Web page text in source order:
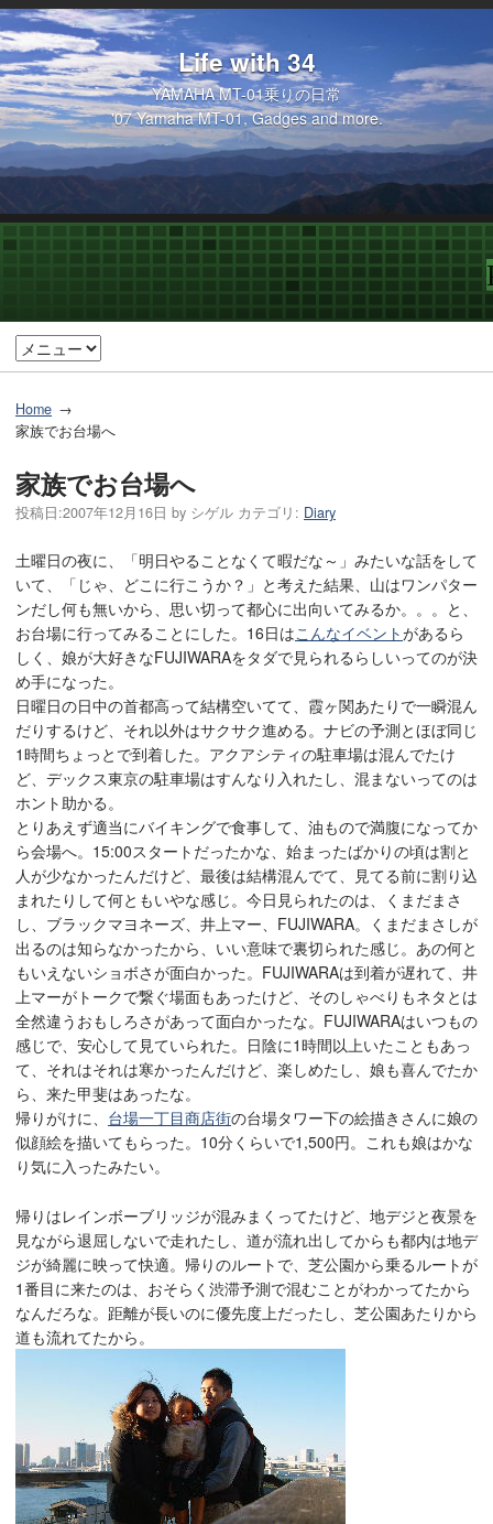
Life with 34
YAMAHA MT-01乗りの日常
'07 Yamaha MT-01, Gadges and more.
Home
家族でお台場へ
家族でお台場へ
投稿日:2007年12月16日 by シゲル カテゴリ: Diary
土曜日の夜に、「明日やることなくて暇だな～」みたいな話をして
いて、「じゃ、どこに行こうか？」と考えた結果、山はワンパター
ンだし何も無いから、思い切って都心に出向いてみるか。。。と、
お台場に行ってみることにした。16日はこんなイベントがあるら
しく、娘が大好きなFUJIWARAをタダで見られるらしいってのが決
め手になった。
日曜日の日中の首都高って結構空いてて、霞ヶ関あたりで一瞬混ん
だりするけど、それ以外はサクサク進める。ナビの予測とほぼ同じ
1時間ちょっとで到着した。アクアシティの駐車場は混んでたけ
ど、デックス東京の駐車場はすんなり入れたし、混まないってのは
ホント助かる。
とりあえず適当にバイキングで食事して、油もので満腹になってか
ら会場へ。15:00スタートだったかな、始まったばかりの頃は割と
人が少なかったんだけど、最後は結構混んでて、見てる前に割り込
まれたりして何ともいやな感じ。今日見られたのは、くまだまさ
し、ブラックマヨネーズ、井上マー、FUJIWARA。くまだまさしが
出るのは知らなかったから、いい意味で裏切られた感じ。あの何と
もいえないショボさが面白かった。FUJIWARAは到着が遅れて、井
上マーがトークで繋ぐ場面もあったけど、そのしゃべりもネタとは
全然違うおもしろさがあって面白かったな。FUJIWARAはいつもの
感じで、安心して見ていられた。日陰に1時間以上いたこともあっ
て、それはそれは寒かったんだけど、楽しめたし、娘も喜んでたか
ら、来た甲斐はあったな。
帰りがけに、 台場一丁目商店街の台場タワー下の絵描きさんに娘の
似顔絵を描いてもらった。10分くらいで1,500円。これも娘はかな
り気に入ったみたい。
帰りはレインボーブリッジが混みまくってたけど、地デジと夜景を
見ながら退屈しないで走れたし、道が流れ出してからも都内は地デ
ジが綺麗に映って快適。帰りのルートで、芝公園から乗るルートが
1番目に来たのは、おそらく渋滞予測で混むことがわかってたから
なんだろな。距離が長いのに優先度上だったし、芝公園あたりから
道も流れてたから。